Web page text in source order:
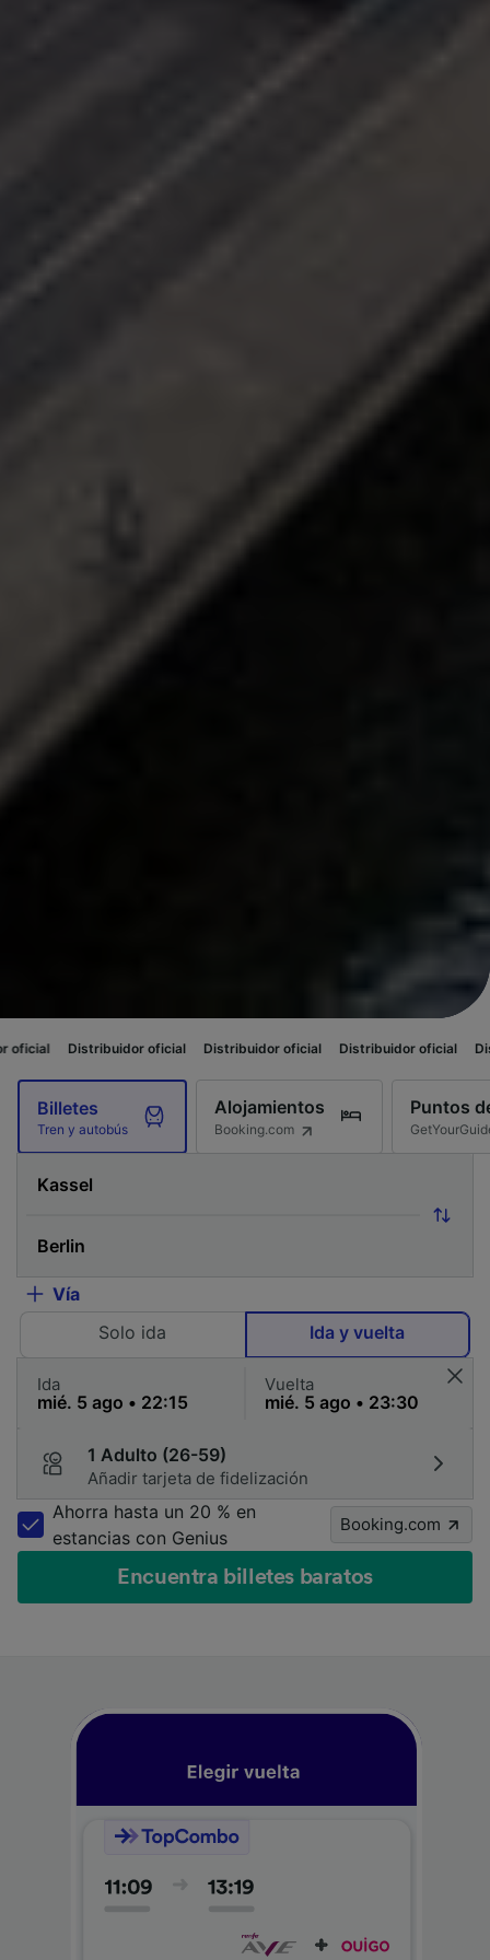
oficial Distribuidor oficial Distribuidor oficial Distribuidor
Billetes
Tren y autobús
Alojamientos
Booking.com
Puntos
Vía
Solo ida
Ida y vuelta
Ida Vuelta
1 Adulto (26-59)
Añadir tarjeta de fidelización
Ahorra hasta un 20 % en
estancias con Genius
Booking.com
Encuentra billetes baratos